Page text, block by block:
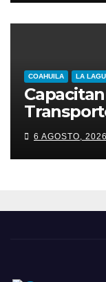
COAHUILA LA
atención
6 AGOSTO, 2026